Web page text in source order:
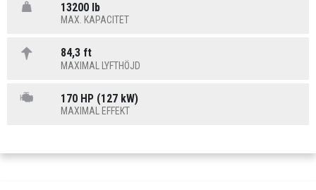
13200 lb
MAX. KAPACITET
84,3 ft
MAXIMAL LYFTHÖJD
170 HP (127 kW)
MAXIMAL EFFEKT